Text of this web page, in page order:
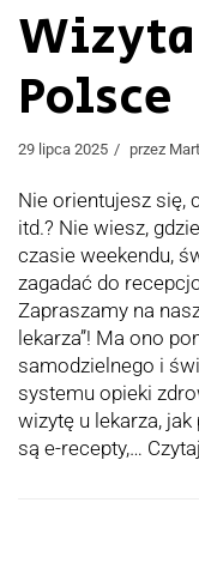
Polsce
29 lipca 2025 przez
Nie orientujesz się,
itd.? Nie wiesz,
czasie weekendu,
zagadać do
Zapraszamy na
lekarza”! Ma ono
samodzielnego i
systemu opieki
wizytę u lekarza,
są e-recepty,…